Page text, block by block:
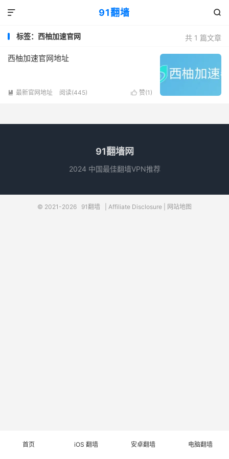
91翻墙 

共 1 篇文章
标签：西柚加速官网
西柚加速官网地址
 赞(1 )
 最新官网地址 阅读(445)
91翻墙网
2024 中国最佳翻墙VPN推荐
© 2021-2026 91翻墙 Affiliate Disclosure 网站地图
首页 iOS 翻墙 安卓翻墙 电脑翻墙